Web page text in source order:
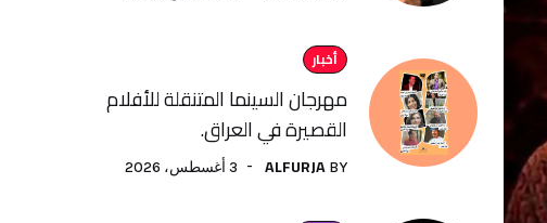
أخبار
مهرجان السينما المتنقلة للأفلام
القصيرة في العراق.
BY
ALFURJA 3 أغسطس، 2026